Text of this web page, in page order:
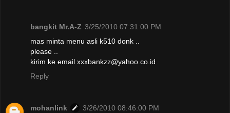
bangkit Mr.A-Z 3/25/2010 07:31:00 PM
mas minta menu asli k510 donk ..
please ..
kirim ke email xxxbankzz@yahoo.co.id
Reply
mohanlink
3/26/2010 08:46:00 PM